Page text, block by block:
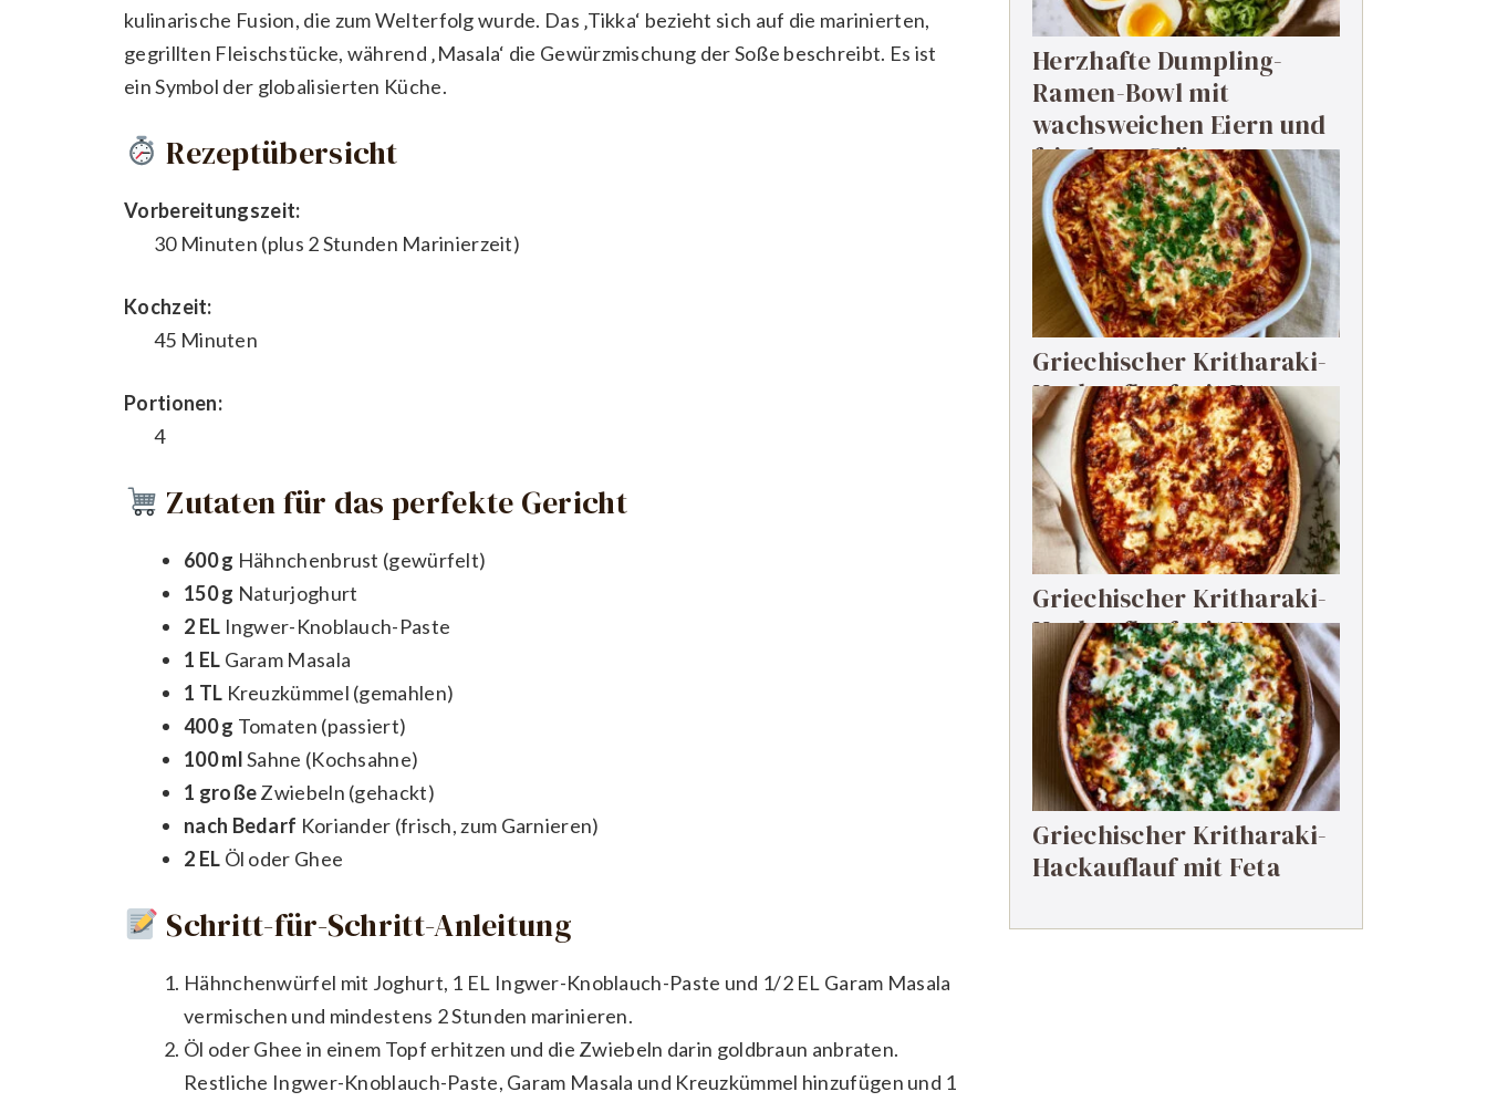
kulinarische Fusion, die zum Welterfolg wurde. Das ‚Tikka‘ bezieht sich auf die marinierten,
gegrillten Fleischstücke, während ‚Masala‘ die Gewürzmischung der Soße beschreibt. Es ist
ein Symbol der globalisierten Küche.
Rezeptübersicht
Vorbereitungszeit:
30 Minuten (plus 2 Stunden Marinierzeit)
Kochzeit:
45 Minuten
Portionen:
4
Zutaten für das perfekte Gericht
600 g Hähnchenbrust (gewürfelt)
150 g Naturjoghurt
2 EL Ingwer-Knoblauch-Paste
1 EL Garam Masala
1 TL Kreuzkümmel (gemahlen)
400 g Tomaten (passiert)
100 mlSahne (Kochsahne)
1 großeZwiebeln (gehackt)
nach Bedarf Koriander (frisch, zum Garnieren)
2 EL Öl oder Ghee
Schritt-für-Schritt-Anleitung
Hähnchenwürfel mit Joghurt, 1 EL Ingwer-Knoblauch-Paste und 1/2 EL Garam Masala
vermischen und mindestens 2 Stunden marinieren.
Öl oder Ghee in einem Topf erhitzen und die Zwiebeln darin goldbraun anbraten.
Restliche Ingwer-Knoblauch-Paste, Garam Masala und Kreuzkümmel hinzufügen und 1
Herzhafte Dumpling-
Ramen-Bowl mit
wachsweichen Eiern und
frischem Grün
Griechischer Kritharaki-
Hackauflauf mit Feta
Griechischer Kritharaki-
Hackauflauf mit Feta
Griechischer Kritharaki-
Hackauflauf mit Feta